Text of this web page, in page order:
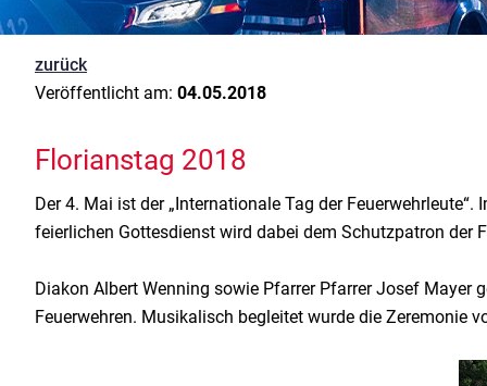
zurück
Veröffentlicht am: 04.05.2018
Florianstag 2018
Der 4. Mai ist der „Internationale Tag der
feierlichen Gottesdienst wird dabei dem Schutzpatron der
Diakon Albert Wenning sowie Pfarrer Pfarrer Josef Mayer
Feuerwehren. Musikalisch begleitet wurde die Zeremonie